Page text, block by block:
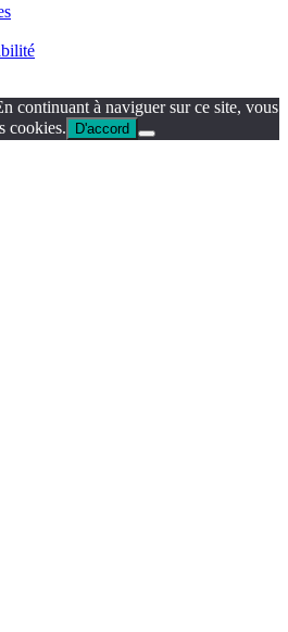
continuant à naviguer sur ce site, vous
cookies.
D'accord